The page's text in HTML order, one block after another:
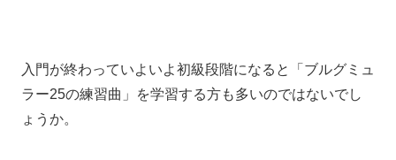
入門が終わっていよいよ初級段階になると
「ブルグミュ
ラー25の練習曲」
を学習する方も多いのではないでし
ょうか。